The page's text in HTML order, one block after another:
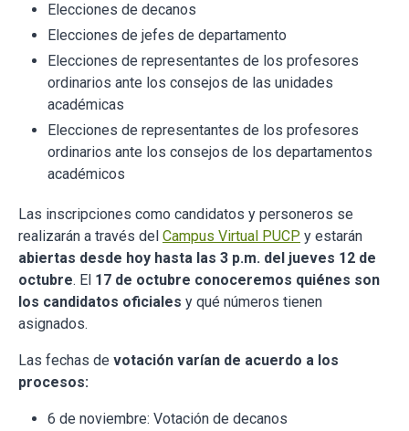
Elecciones de decanos
Elecciones de jefes de departamento
Elecciones de representantes de los profesores
ordinarios ante los consejos de las unidades
académicas
Elecciones de representantes de los profesores
ordinarios ante los consejos de los departamentos
académicos
Las inscripciones como candidatos y personeros se
realizarán a través del Campus Virtual PUCP y estarán
abiertas desde hoy hasta las 3 p.m. del jueves 12 de
octubre. El 17 de octubre conoceremos quiénes son
los candidatos oficiales y qué números tienen
asignados.
Las fechas de votación varían de acuerdo a los
procesos:
6 de noviembre: Votación de decanos